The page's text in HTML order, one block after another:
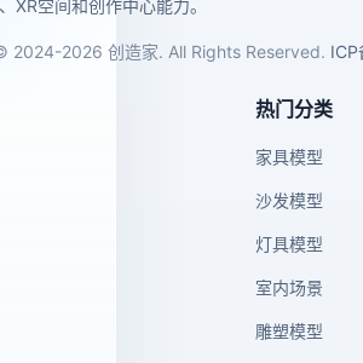
XR空间和创作中心能力。
2024-2026 创造家. All Rights Reserved. ICP
热门分类
家具模型
沙发模型
灯具模型
室内场景
雕塑模型